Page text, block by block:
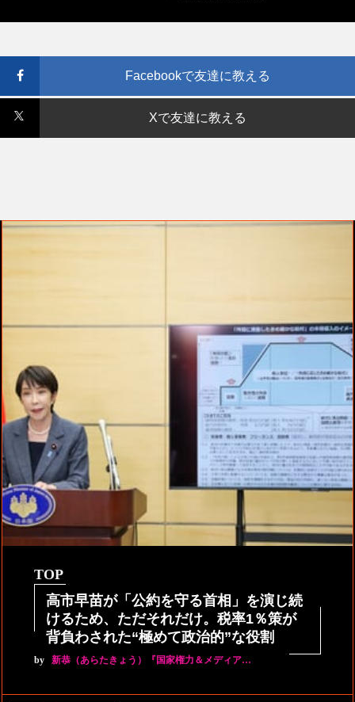
Facebookで友達に教える
Xで友達に教える
TOP
高市早苗が「公約を守る首相」を演じ続
けるため、ただそれだけ。税率1％策が
背負わされた“極めて政治的”な役割
by 新恭（あらたきょう）『国家権力＆メディア…